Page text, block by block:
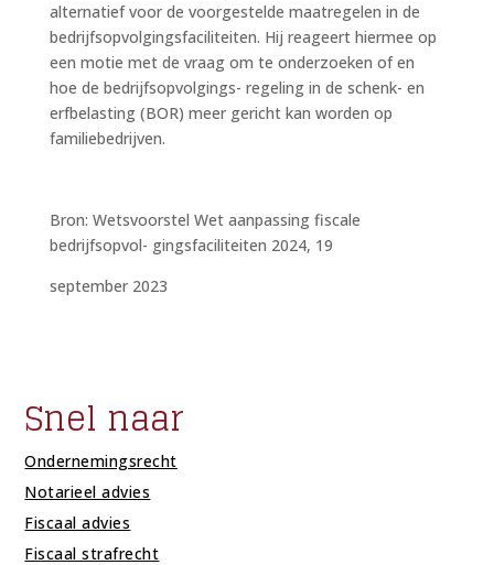
alternatief voor de voorgestelde maatregelen in de
bedrijfsopvolgingsfaciliteiten. Hij reageert hiermee op
een motie met de vraag om te onderzoeken of en
hoe de bedrijfsopvolgings- regeling in de schenk- en
erfbelasting (BOR) meer gericht kan worden op
familiebedrijven.
Bron: Wetsvoorstel Wet aanpassing fiscale
bedrijfsopvol- gingsfaciliteiten 2024, 19
september 2023
Snel naar
Ondernemingsrecht
Notarieel advies
Fiscaal advies
Fiscaal strafrecht